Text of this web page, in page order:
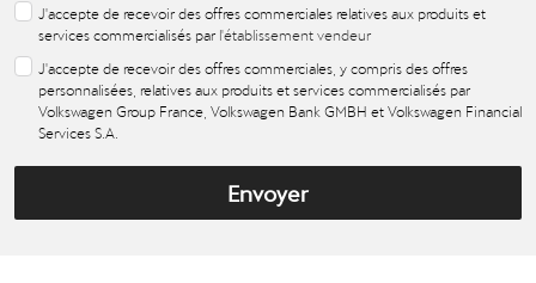
J'accepte de recevoir des offres commerciales relatives aux produits et
services commercialisés par l'établissement vendeur
J'accepte de recevoir des offres commerciales, y compris des offres
personnalisées, relatives aux produits et services commercialisés par
Volkswagen Group France, Volkswagen Bank GMBH et Volkswagen Financial
Services S.A.
Envoyer